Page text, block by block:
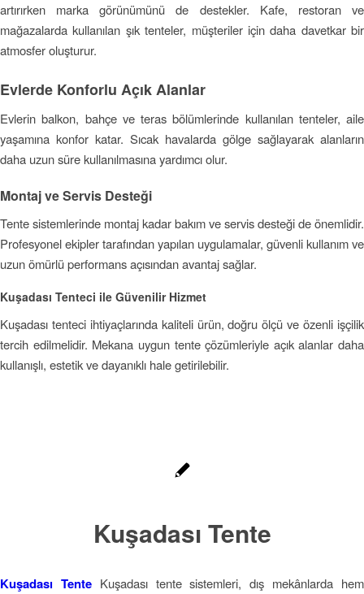
artırırken marka görünümünü de destekler. Kafe, restoran ve
mağazalarda kullanılan şık tenteler, müşteriler için daha davetkar bir
atmosfer oluşturur.
Evlerde Konforlu Açık Alanlar
Evlerin balkon, bahçe ve teras bölümlerinde kullanılan tenteler, aile
yaşamına konfor katar. Sıcak havalarda gölge sağlayarak alanların
daha uzun süre kullanılmasına yardımcı olur.
Montaj ve Servis Desteği
Tente sistemlerinde montaj kadar bakım ve servis desteği de önemlidir.
Profesyonel ekipler tarafından yapılan uygulamalar, güvenli kullanım ve
uzun ömürlü performans açısından avantaj sağlar.
Kuşadası Tenteci ile Güvenilir Hizmet
Kuşadası tenteci ihtiyaçlarında kaliteli ürün, doğru ölçü ve özenli işçilik
tercih edilmelidir. Mekana uygun tente çözümleriyle açık alanlar daha
kullanışlı, estetik ve dayanıklı hale getirilebilir.
Kuşadası Tente
Kuşadası Tente Kuşadası tente sistemleri, dış mekânlarda hem